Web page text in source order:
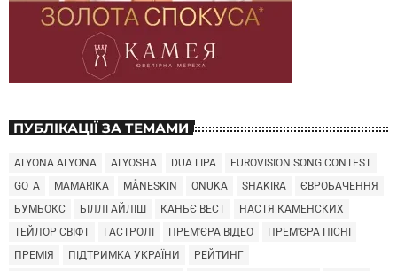
ПУБЛІКАЦІЇ ЗА ТЕМАМИ
ALYONA ALYONA ALYOSHA DUA LIPA
EUROVISION SONG CONTEST
GO_A
MAMARIKA MÅNESKIN ONUKA SHAKIRA
ЄВРОБАЧЕННЯ
БУМБОКС
БІЛЛІ АЙЛІШ КАНЬЄ ВЕСТ
НАСТЯ КАМЕНСКИХ
ТЕЙЛОР СВІФТ
ГАСТРОЛІ ПРЕМ'ЄРА ВІДЕО
ПРЕМ'ЄРА ПІСНІ
ПРЕМІЯ
ПІДТРИМКА УКРАЇНИ
РЕЙТИНГ